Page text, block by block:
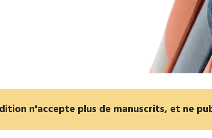
n'accepte plus de manuscrits, et ne